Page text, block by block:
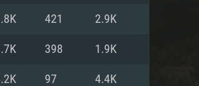
421 2.9K
398 1.9K
97 4.4K